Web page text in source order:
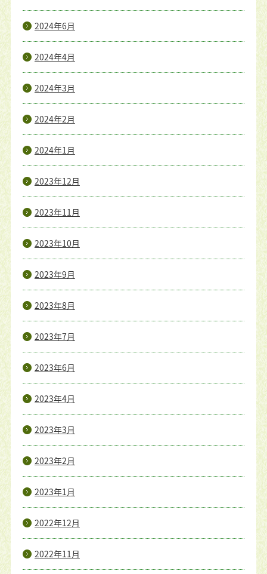
2024年6月
2024年4月
2024年3月
2024年2月
2024年1月
2023年12月
2023年11月
2023年10月
2023年9月
2023年8月
2023年7月
2023年6月
2023年4月
2023年3月
2023年2月
2023年1月
2022年12月
2022年11月